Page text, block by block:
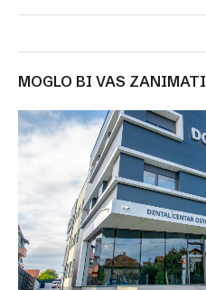
MOGLO BI VAS ZANIMATI